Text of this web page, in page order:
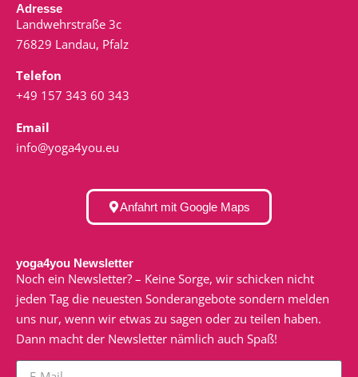
Adresse
Landwehrstraße 3c
76829 Landau, Pfalz
Telefon
+49 157 343 60 343
Email
info@yoga4you.eu
Anfahrt mit Google Maps
yoga4you Newsletter
Noch ein Newsletter? – Keine Sorge, wir schicken nicht
jeden Tag die neuesten Sonderangebote sondern melden
uns nur, wenn wir etwas zu sagen oder zu teilen haben.
Dann macht der Newsletter nämlich auch Spaß!